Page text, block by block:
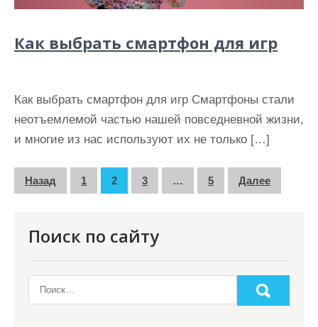
Как выбрать смартфон для игр
Как выбрать смартфон для игр Смартфоны стали
неотъемлемой частью нашей повседневной жизни,
и многие из нас используют их не только […]
ПНазад 1 2 3 … 5 Далее
Поиск по сайту